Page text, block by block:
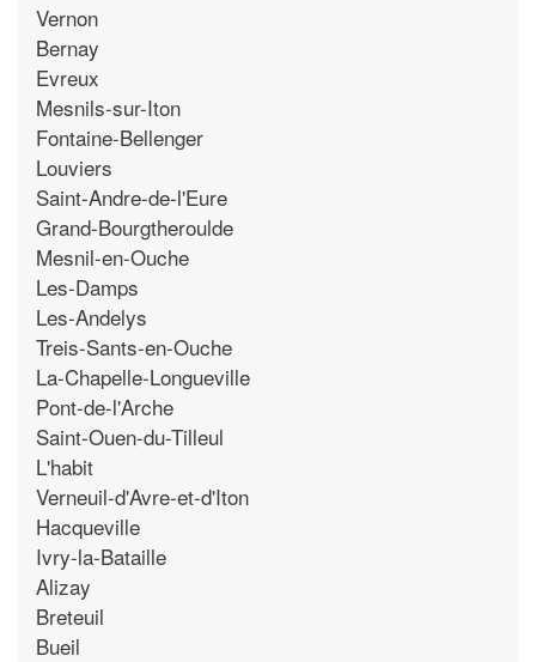
Vernon
Bernay
Evreux
Mesnils-sur-Iton
Fontaine-Bellenger
Louviers
Saint-Andre-de-l'Eure
Grand-Bourgtheroulde
Mesnil-en-Ouche
Les-Damps
Les-Andelys
Treis-Sants-en-Ouche
La-Chapelle-Longueville
Pont-de-l'Arche
Saint-Ouen-du-Tilleul
L'habit
Verneuil-d'Avre-et-d'Iton
Hacqueville
Ivry-la-Bataille
Alizay
Breteuil
Bueil